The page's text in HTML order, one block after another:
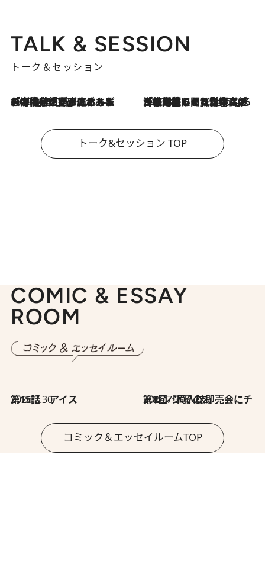
TALK & SESSION
トーク＆セッション
2026.8.3
「今後値上げがあるとすれば…」「リスクがあるのは今年の冬」エネルギー専門家が語る、ホルムズ海峡封鎖が家庭にもたらす“ある心配” 2026.8.3
「住宅建てられない…」「サーチャージ料の高値が続いている」ホルムズ海峡封鎖による影響はいつまで続く？《エネルギー専門家に聞く“どうなる日本の暮らし”》
トーク&セッション TOP
COMIC & ESSAY
ROOM
2026.7.30
第15話 アイス 2026.7.30
第8回「同人誌即売会にチャレンジ その2」
コミック＆エッセイルームTOP